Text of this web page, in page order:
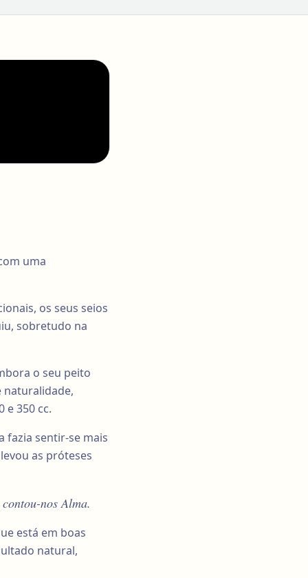
uma
os seus seios
sobretudo na
o seu peito
naturalidade,
350 cc.
fazia sentir-se mais
as próteses
nos Alma.
está em boas
natural,